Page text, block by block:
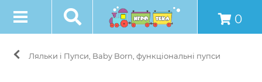
0
Ляльки і Пупси, Baby Born, функціональні пупси